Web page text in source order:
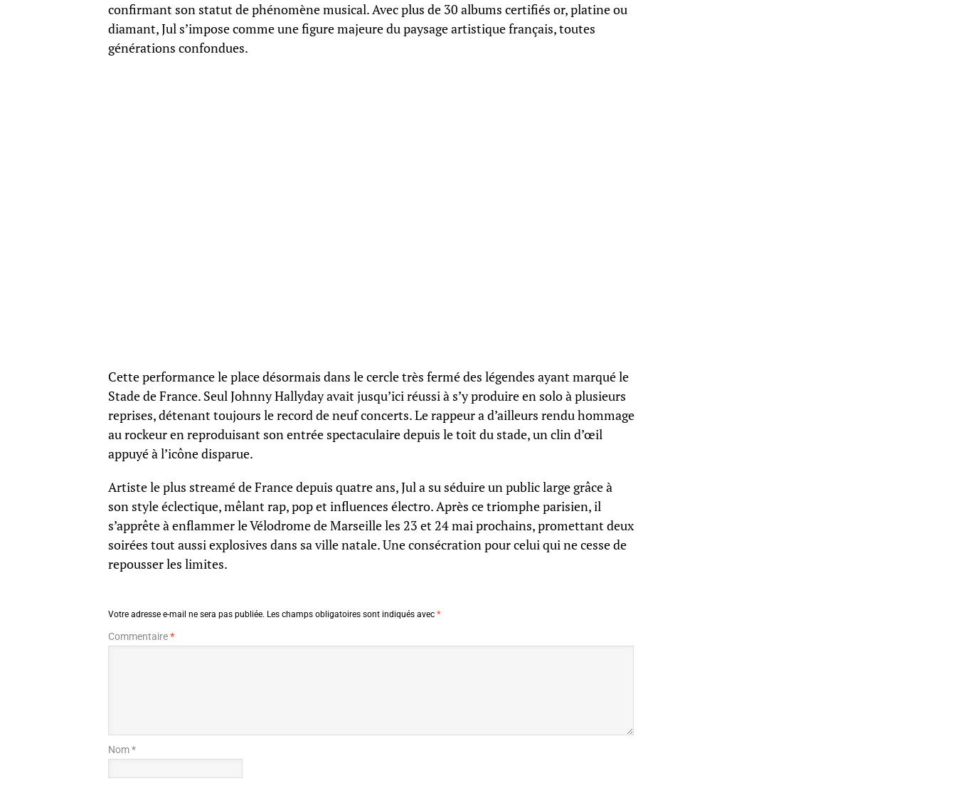
confirmant son statut de phénomène musical. Avec plus de 30 albums certifiés or, platine ou
diamant, Jul s’impose comme une figure majeure du paysage artistique français, toutes
générations confondues.
Cette performance le place désormais dans le cercle très fermé des légendes ayant marqué le
Stade de France. Seul Johnny Hallyday avait jusqu’ici réussi à s’y produire en solo à plusieurs
reprises, détenant toujours le record de neuf concerts. Le rappeur a d’ailleurs rendu hommage
au rockeur en reproduisant son entrée spectaculaire depuis le toit du stade, un clin d’œil
appuyé à l’icône disparue.
Artiste le plus streamé de France depuis quatre ans, Jul a su séduire un public large grâce à
son style éclectique, mêlant rap, pop et influences électro. Après ce triomphe parisien, il
s’apprête à enflammer le Vélodrome de Marseille les 23 et 24 mai prochains, promettant deux
soirées tout aussi explosives dans sa ville natale. Une consécration pour celui qui ne cesse de
repousser les limites.
Votre adresse e-mail ne sera pas publiée. Les champs obligatoires sont indiqués avec *
Commentaire*
Nom *